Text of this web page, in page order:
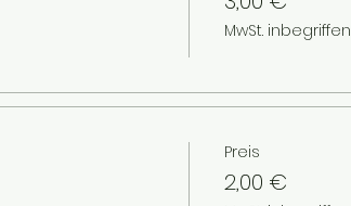
MwSt. inbegriffen
Preis
2,00 €